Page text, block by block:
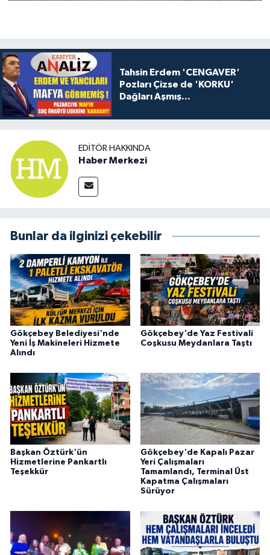
Tahsin Erdem 'CENGAVER'
Pozları Çizse de 'KORKU'
Dağları Aşmış...
EDITÖR HAKKINDA
Haber Merkezi
Bunlar da ilginizi çekebilir
Gökçebey Belediyesi'nde
Yeni İş Makineleri Hizmete
Alındı
Gökçebey'de Yaz Festivali
Coşkusu Meydanlara Taştı
Başkan Öztürk'ün
Hizmetlerine Pankartlı
Teşekkür
Gökçebey'de Kapalı Pazar
Yeri Çalışmaları
Tamamlandı, Terminal Üst
Kapatma Çalışmaları
Sürüyor